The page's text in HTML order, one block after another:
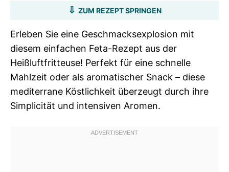
ZUM REZEPT SPRINGEN
Erleben Sie eine Geschmacksexplosion mit
diesem einfachen Feta-Rezept aus der
Heißluftfritteuse! Perfekt für eine schnelle
Mahlzeit oder als aromatischer Snack – diese
mediterrane Köstlichkeit überzeugt durch ihre
Simplicität und intensiven Aromen.